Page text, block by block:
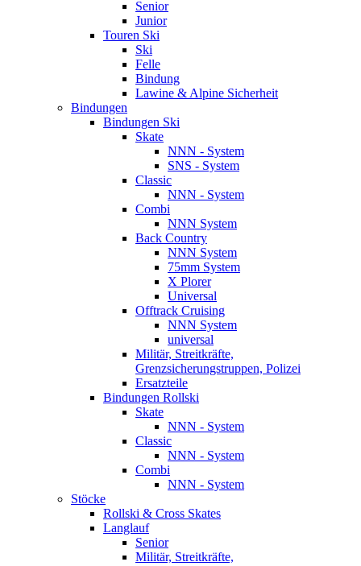
Senior
Junior
Touren Ski
Ski
Felle
Bindung
Lawine & Alpine Sicherheit
Bindungen
Bindungen Ski
Skate
NNN - System
SNS - System
Classic
NNN - System
Combi
NNN System
Back Country
NNN System
75mm System
X Plorer
Universal
Offtrack Cruising
NNN System
universal
Militär, Streitkräfte,
Grenzsicherungstruppen, Polizei
Ersatzteile
Bindungen Rollski
Skate
NNN - System
Classic
NNN - System
Combi
NNN - System
Stöcke
Rollski & Cross Skates
Langlauf
Senior
Militär, Streitkräfte,